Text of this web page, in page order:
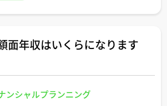
面年収はいくらになります
ンシャルプランニング